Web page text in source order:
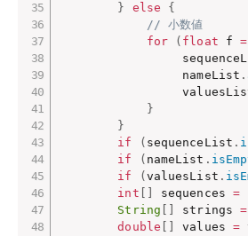
}
else
{
// 小数値
for
( float f =
                 nameList
.
}
}
if
( sequenceList .
if
( nameList .
if
( valuesList .
int
sequences =
String
strings =
double
values =